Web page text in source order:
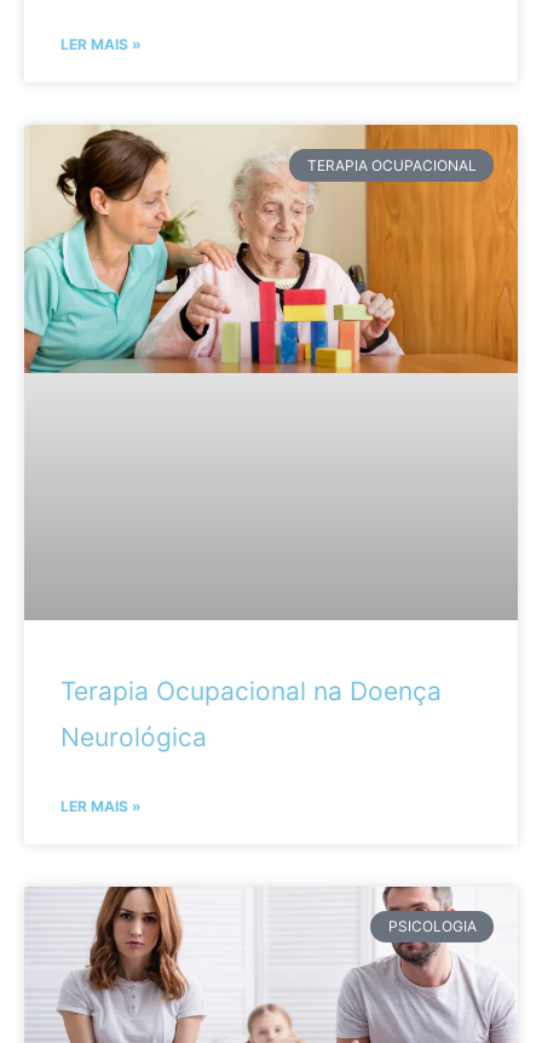
LER MAIS »
TERAPIA OCUPACIONAL
Terapia Ocupacional na Doença
Neurológica
LER MAIS »
PSICOLOGIA